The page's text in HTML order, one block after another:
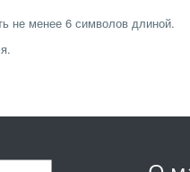
не менее 6 символов длиной.